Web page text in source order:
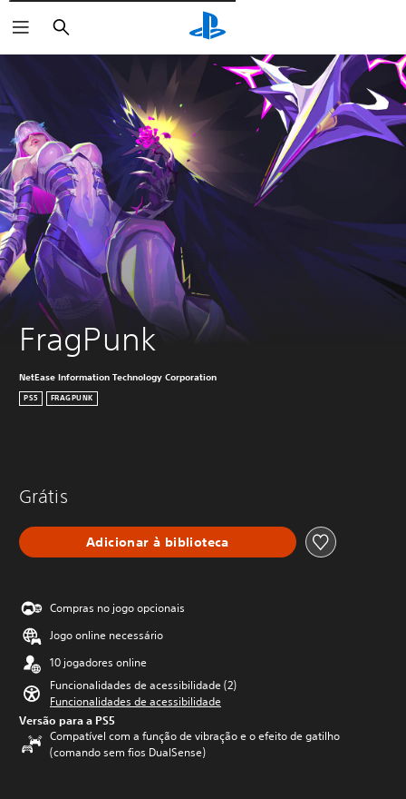
Pesquisar
FragPunk
NetEase Information Technology Corporation
PS5 FRAGPUNK
Grátis
Adicionar à biblioteca
Compras no jogo opcionais
Jogo online necessário
10 jogadores online
Funcionalidades de acessibilidade (2)
Funcionalidades de acessibilidade
Versão para a PS5
Compatível com a função de vibração e o efeito de gatilho
(comando sem fios DualSense)